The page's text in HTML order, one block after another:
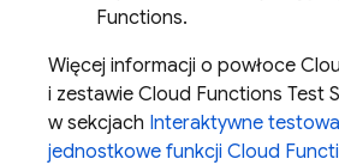
Functions.
Więcej informacji o powłoce
i zestawie Cloud Functions Test
w sekcjach Interaktywne
jednostkowe funkcji Cloud